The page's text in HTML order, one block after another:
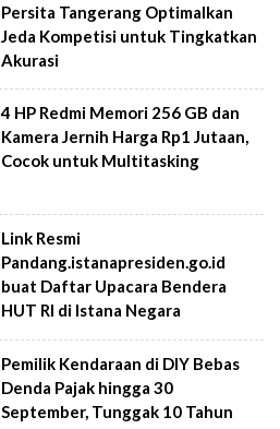
Persita Tangerang Optimalkan
Jeda Kompetisi untuk Tingkatkan
Akurasi
4 HP Redmi Memori 256 GB dan
Kamera Jernih Harga Rp1 Jutaan,
Cocok untuk Multitasking
Link Resmi
Pandang.istanapresiden.go.id
buat Daftar Upacara Bendera
HUT RI di Istana Negara
Pemilik Kendaraan di DIY Bebas
Denda Pajak hingga 30
September, Tunggak 10 Tahun